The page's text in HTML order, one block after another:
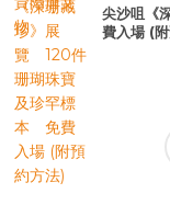
尖沙咀《
費入場 (